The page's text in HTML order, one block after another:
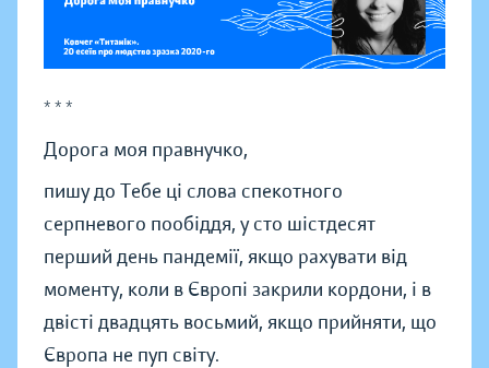
* * *
Дорога моя правнучко,
пишу до Тебе ці слова спекотного
серпневого пообіддя, у сто шістдесят
перший день пандемії, якщо рахувати від
моменту, коли в Європі закрили кордони, і в
двісті двадцять восьмий, якщо прийняти, що
Європа не пуп світу.